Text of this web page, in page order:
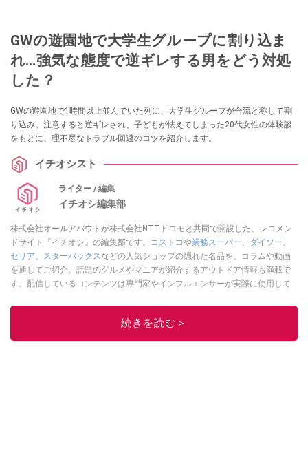
GWの遊園地で大学生グループに割り込ま
れ…強気な態度で逆ギレする男をどう対処
した？
GWの遊園地で1時間以上並んでいた列に、大学生グループが合流と称して割
り込み。注意すると逆ギレされ、子どもが怯えてしまった20代女性の体験談
をもとに、理不尽なトラブル回避のコツを紹介します。
イチオシスト
ライター / 編集
イチオシ編集部
株式会社オールアバウトが株式会社NTTドコモと共同で開設した、レコメン
ドサイト『イチオシ』の編集部です。
コストコや業務スーパー ダイソー
セリア
スターバックス などの人気ショップの隠れた名品を、コラムや動画
を通してご紹介。話題のグルメやマニアが紹介するアウトドア情報も満載で
す。配信しているコンテンツは専門家やインフルエンサーが実際に使用して
ニュースでフォロー
続きを読む＞